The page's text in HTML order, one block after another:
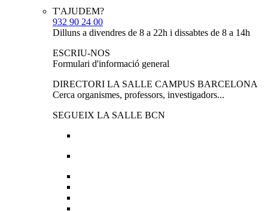
T'AJUDEM?
932 90 24 00
Dilluns a divendres de 8 a 22h i dissabtes de 8 a 14h
ESCRIU-NOS
Formulari d'informació general
DIRECTORI LA SALLE CAMPUS BARCELONA
Cerca organismes, professors, investigadors...
SEGUEIX LA SALLE BCN